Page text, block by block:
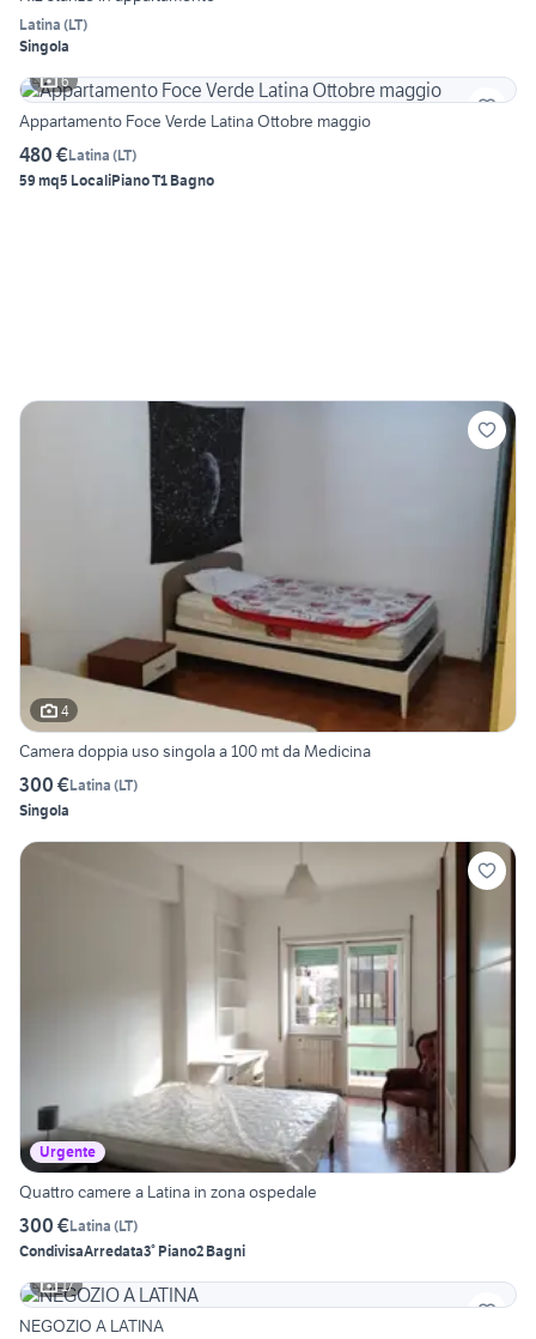
Latina (LT)
Singola
6
Appartamento Foce Verde Latina Ottobre maggio
480 €Latina (LT)
59 mq5 LocaliPiano T1 Bagno
4
Camera doppia uso singola a 100 mt da Medicina
300 €Latina (LT)
Singola
Urgente
Quattro camere a Latina in zona ospedale
300 €Latina (LT)
CondivisaArredata3° Piano2 Bagni
17
NEGOZIO A LATINA